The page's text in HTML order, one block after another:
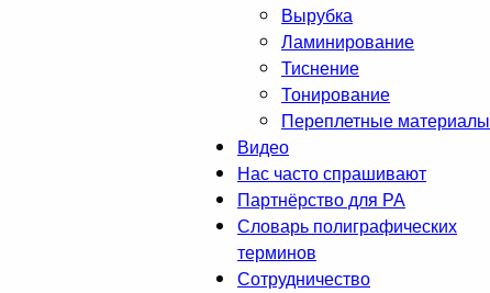
Вырубка
Ламинирование
Тиснение
Тонирование
Переплетные материалы
Видео
Нас часто спрашивают
Партнёрство для РА
Словарь полиграфических
терминов
Сотрудничество